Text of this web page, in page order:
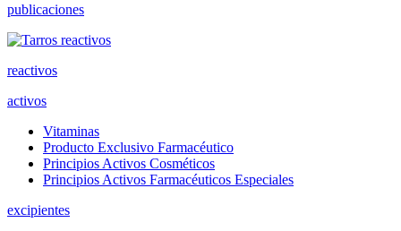
publicaciones
reactivos
activos
Vitaminas
Producto Exclusivo Farmacéutico
Principios Activos Cosméticos
Principios Activos Farmacéuticos Especiales
excipientes